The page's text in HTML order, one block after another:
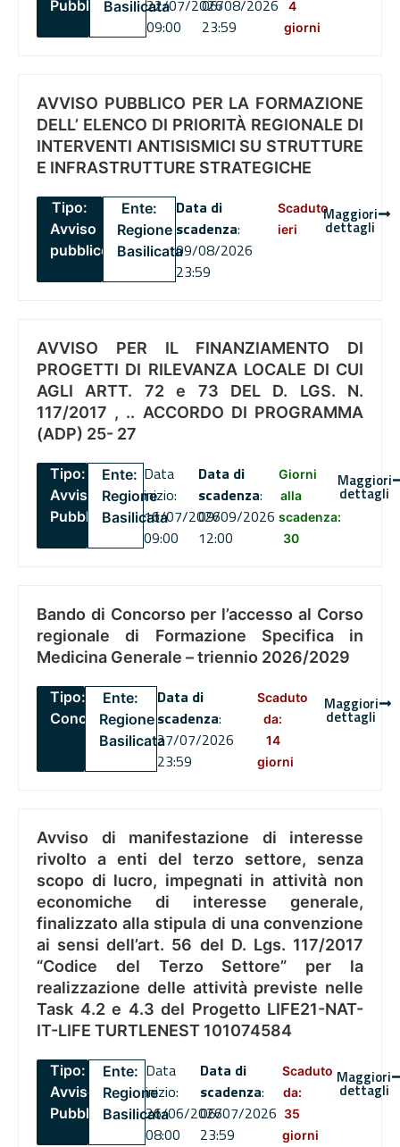
PubblicoBasilicata22/07/2026
09:00
06/08/2026
23:59
4
giorni
AVVISO PUBBLICO PER LA FORMAZIONE
DELL’ ELENCO DI PRIORITÀ REGIONALE DI
INTERVENTI ANTISISMICI SU STRUTTURE
E INFRASTRUTTURE STRATEGICHE
Tipo:
Avviso
pubblico
Ente:
Regione
Basilicata
Data di
scadenza:
09/08/2026
23:59
Scaduto
ieri
Maggiori
dettagli
AVVISO PER IL FINANZIAMENTO DI
PROGETTI DI RILEVANZA LOCALE DI CUI
AGLI ARTT. 72 e 73 DEL D. LGS. N.
117/2017 , .. ACCORDO DI PROGRAMMA
(ADP) 25- 27
Tipo:
Avviso
Pubblico
Ente:
Regione
Basilicata
Data
inizio:
16/07/2026
09:00
Data di
scadenza:
09/09/2026
12:00
Giorni
alla
scadenza:
30
Maggiori
dettagli
Bando di Concorso per l’accesso al Corso
regionale di Formazione Specifica in
Medicina Generale – triennio 2026/2029
Tipo:
Concorsi
Ente:
Regione
Basilicata
Data di
scadenza:
27/07/2026
23:59
Scaduto
da:
14
giorni
Maggiori
dettagli
Avviso di manifestazione di interesse
rivolto a enti del terzo settore, senza
scopo di lucro, impegnati in attività non
economiche di interesse generale,
finalizzato alla stipula di una convenzione
ai sensi dell’art. 56 del D. Lgs. 117/2017
“Codice del Terzo Settore” per la
realizzazione delle attività previste nelle
Task 4.2 e 4.3 del Progetto LIFE21-NAT-
IT-LIFE TURTLENEST 101074584
Tipo:
Avviso
Pubblico
Ente:
Regione
Basilicata
Data
inizio:
26/06/2026
08:00
Data di
scadenza:
06/07/2026
23:59
Scaduto
da:
35
giorni
Maggiori
dettagli